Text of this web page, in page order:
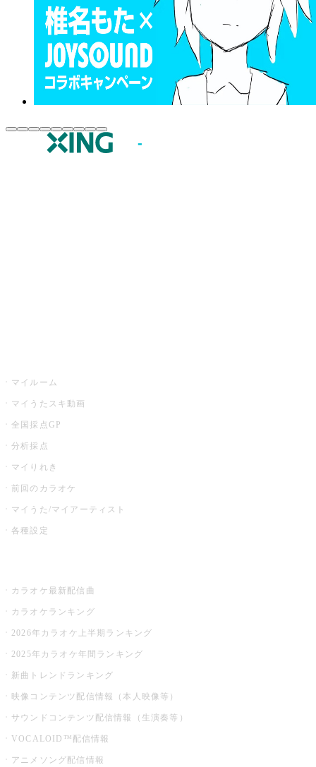
マイルーム
マイうたスキ動画
全国採点GP
分析採点
マイりれき
前回のカラオケ
マイうた/マイアーティスト
各種設定
カラオケ最新配信曲
カラオケランキング
2026年カラオケ上半期ランキング
2025年カラオケ年間ランキング
新曲トレンドランキング
映像コンテンツ配信情報（本人映像等）
サウンドコンテンツ配信情報（生演奏等）
VOCALOID™配信情報
アニメソング配信情報